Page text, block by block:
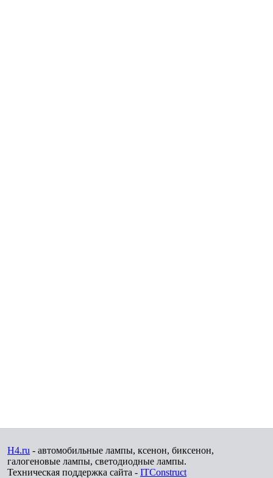
H4.ru - автомобильные лампы, ксенон, биксенон,
галогеновые лампы, светодиодные лампы.
Техническая поддержка сайта - ITConstruct